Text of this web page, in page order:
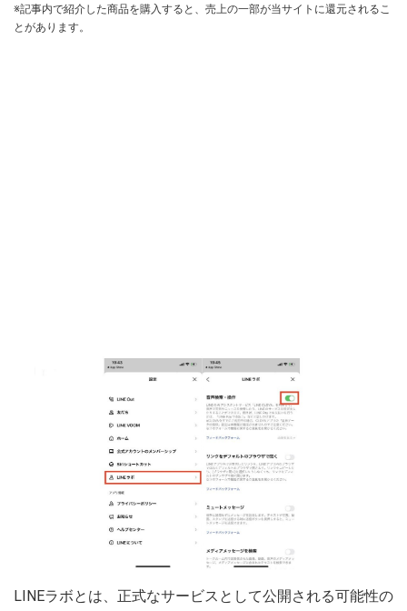
※記事内で紹介した商品を購入すると、売上の一部が当サイトに還元されるこ
とがあります。
LINEラボとは、正式なサービスとして公開される可能性の